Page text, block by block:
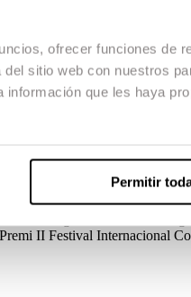
ofrecer funciones de
sitio web con nuestros
que les haya
Permitir
psíquica. La Karen els
Lola Moreno Direcció de
II Festival Internacional